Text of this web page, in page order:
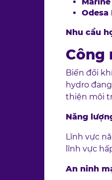
Odesa
Nhu cầu
Công
Biến đổi
hydro
thiện môi
Năng
Lĩnh vực
lĩnh vực
An ninh